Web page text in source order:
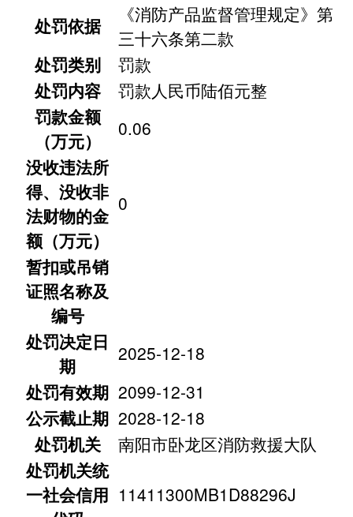
处罚依据
《消防产品监督管理规定》第
三十六条第二款
处罚类别
罚款
处罚内容
罚款人民币陆佰元整
罚款金额
（万元）
0.06
没收违法所
得、没收非
法财物的金
额（万元）
0
暂扣或吊销
证照名称及
编号
处罚决定日
期
2025-12-18
处罚有效期 2099-12-31
公示截止期 2028-12-18
处罚机关
南阳市卧龙区消防救援大队
处罚机关统
一社会信用 11411300MB1D88296J